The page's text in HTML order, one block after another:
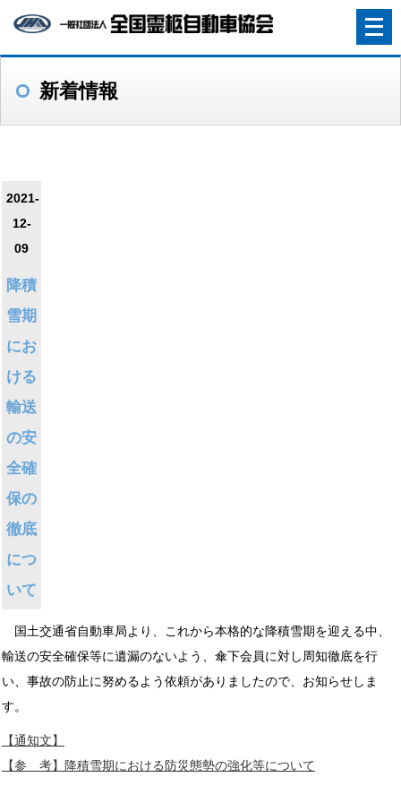
メ
ニ
を
新着情報
2021-
12-
09
降積
雪期
にお
ける
輸送
の安
全確
保の
徹底
につ
いて
国土交通省自動車局より、これから本格的な降積雪期を迎える中、
輸送の安全確保等に遺漏のないよう、傘下会員に対し周知徹底を行
い、事故の防止に努めるよう依頼がありましたので、お知らせしま
す。
【通知文】
【参 考】降積雪期における防災態勢の強化等について